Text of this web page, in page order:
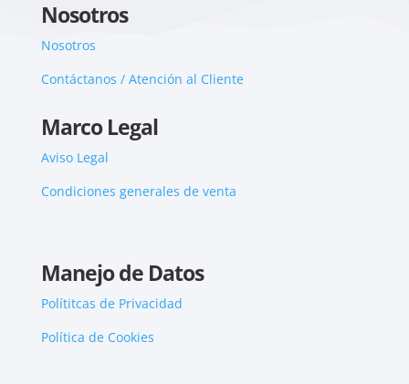
Nosotros
Nosotros
Contáctanos / Atención al Cliente
Marco Legal
Aviso Legal
Condiciones generales de venta
Manejo de Datos
Polítitcas de Privacidad
Política de Cookies